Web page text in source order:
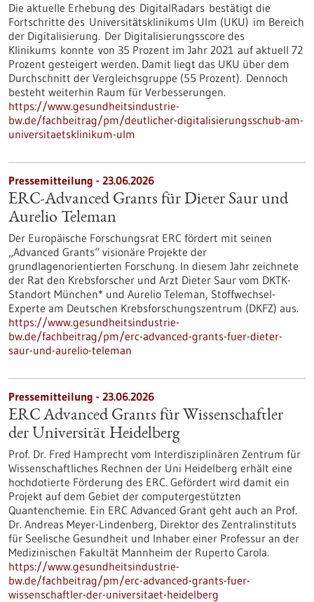
Die aktuelle Erhebung des DigitalRadars bestätigt die
Fortschritte des Universitätsklinikums Ulm (UKU) im Bereich
der Digitalisierung. Der Digitalisierungsscore des
Klinikums konnte von 35 Prozent im Jahr 2021 auf aktuell 72
Prozent gesteigert werden. Damit liegt das UKU über dem
Durchschnitt der Vergleichsgruppe (55 Prozent). Dennoch
besteht weiterhin Raum für Verbesserungen.
https://www.gesundheitsindustrie-
bw.de/fachbeitrag/pm/deutlicher-digitalisierungsschub-am-
universitaetsklinikum-ulm
Pressemitteilung - 23.06.2026
ERC-Advanced Grants für Dieter Saur und
Aurelio Teleman
Der Europäische Forschungsrat ERC fördert mit seinen
„Advanced Grants“ visionäre Projekte der
grundlagenorientierten Forschung. In diesem Jahr zeichnete
der Rat den Krebsforscher und Arzt Dieter Saur vom DKTK-
Standort München* und Aurelio Teleman, Stoffwechsel-
Experte am Deutschen Krebsforschungszentrum (DKFZ) aus.
https://www.gesundheitsindustrie-
bw.de/fachbeitrag/pm/erc-advanced-grants-fuer-dieter-
saur-und-aurelio-teleman
Pressemitteilung - 23.06.2026
ERC Advanced Grants für Wissenschaftler
der Universität Heidelberg
Prof. Dr. Fred Hamprecht vom Interdisziplinären Zentrum für
Wissenschaftliches Rechnen der Uni Heidelberg erhält eine
hochdotierte Förderung des ERC. Gefördert wird damit ein
Projekt auf dem Gebiet der computergestützten
Quantenchemie. Ein ERC Advanced Grant geht auch an Prof.
Dr. Andreas Meyer-Lindenberg, Direktor des Zentralinstituts
für Seelische Gesundheit und Inhaber einer Professur an der
Medizinischen Fakultät Mannheim der Ruperto Carola.
https://www.gesundheitsindustrie-
bw.de/fachbeitrag/pm/erc-advanced-grants-fuer-
wissenschaftler-der-universitaet-heidelberg